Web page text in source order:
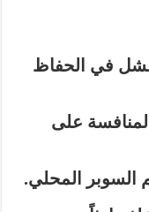
في الحفاظ
على
السوبر المحلي.